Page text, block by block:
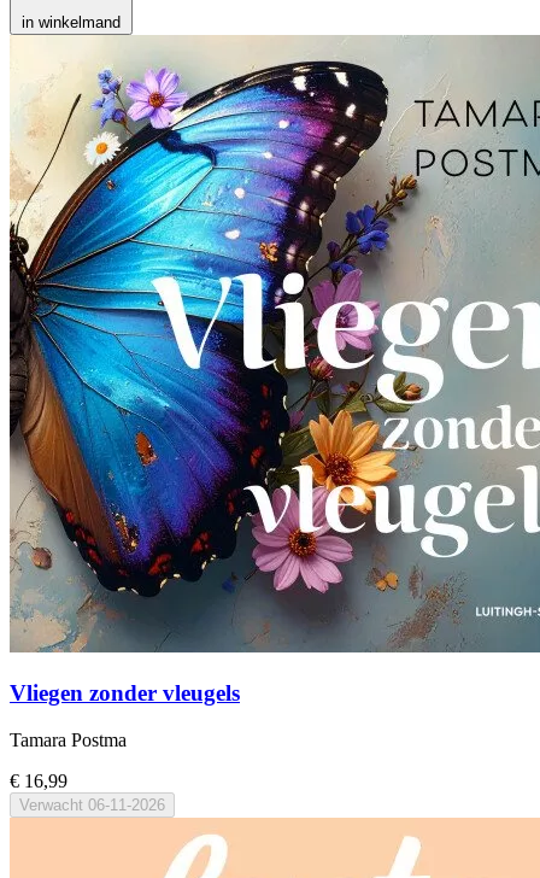
in winkelmand
Vliegen zonder vleugels
Tamara Postma
€ 16,99
Verwacht 06-11-2026